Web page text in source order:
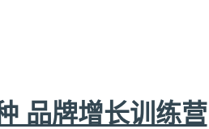
品牌增长训练营